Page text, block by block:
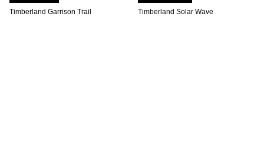
Timberland Garrison Trail Timberland Solar Wave